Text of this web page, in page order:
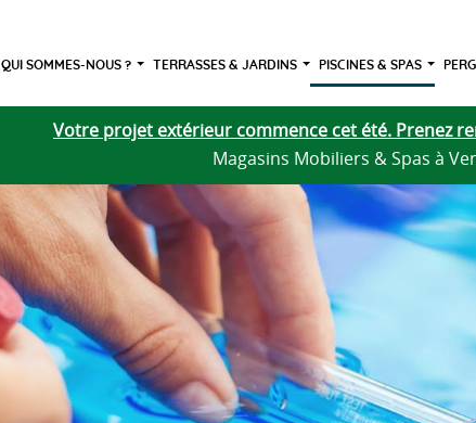
QUI SOMMES-NOUS ? TERRASSES & JARDINS PISCINES & SPAS
Votre projet extérieur commence cet été. Prenez
Magasins Mobiliers & Spas à